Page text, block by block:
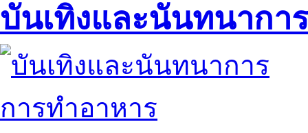
บันเทิงและนันทนาการ
การทำอาหาร